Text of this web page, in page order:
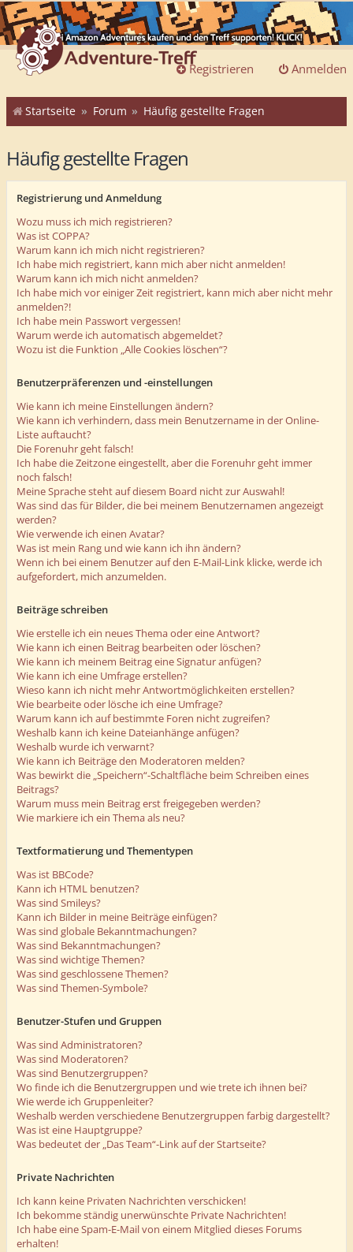
Anmelden
Registrieren
Startseite Forum Häufig gestellte Fragen
Häufig gestellte Fragen
Registrierung und Anmeldung
Wozu muss ich mich registrieren?
Was ist COPPA?
Warum kann ich mich nicht registrieren?
Ich habe mich registriert, kann mich aber nicht anmelden!
Warum kann ich mich nicht anmelden?
Ich habe mich vor einiger Zeit registriert, kann mich aber nicht mehr
anmelden?!
Ich habe mein Passwort vergessen!
Warum werde ich automatisch abgemeldet?
Wozu ist die Funktion „Alle Cookies löschen“?
Benutzerpräferenzen und -einstellungen
Wie kann ich meine Einstellungen ändern?
Wie kann ich verhindern, dass mein Benutzername in der Online-
Liste auftaucht?
Die Forenuhr geht falsch!
Ich habe die Zeitzone eingestellt, aber die Forenuhr geht immer
noch falsch!
Meine Sprache steht auf diesem Board nicht zur Auswahl!
Was sind das für Bilder, die bei meinem Benutzernamen angezeigt
werden?
Wie verwende ich einen Avatar?
Was ist mein Rang und wie kann ich ihn ändern?
Wenn ich bei einem Benutzer auf den E-Mail-Link klicke, werde ich
aufgefordert, mich anzumelden.
Beiträge schreiben
Wie erstelle ich ein neues Thema oder eine Antwort?
Wie kann ich einen Beitrag bearbeiten oder löschen?
Wie kann ich meinem Beitrag eine Signatur anfügen?
Wie kann ich eine Umfrage erstellen?
Wieso kann ich nicht mehr Antwortmöglichkeiten erstellen?
Wie bearbeite oder lösche ich eine Umfrage?
Warum kann ich auf bestimmte Foren nicht zugreifen?
Weshalb kann ich keine Dateianhänge anfügen?
Weshalb wurde ich verwarnt?
Wie kann ich Beiträge den Moderatoren melden?
Was bewirkt die „Speichern“-Schaltfläche beim Schreiben eines
Beitrags?
Warum muss mein Beitrag erst freigegeben werden?
Wie markiere ich ein Thema als neu?
Textformatierung und Thementypen
Was ist BBCode?
Kann ich HTML benutzen?
Was sind Smileys?
Kann ich Bilder in meine Beiträge einfügen?
Was sind globale Bekanntmachungen?
Was sind Bekanntmachungen?
Was sind wichtige Themen?
Was sind geschlossene Themen?
Was sind Themen-Symbole?
Benutzer-Stufen und Gruppen
Was sind Administratoren?
Was sind Moderatoren?
Was sind Benutzergruppen?
Wo finde ich die Benutzergruppen und wie trete ich ihnen bei?
Wie werde ich Gruppenleiter?
Weshalb werden verschiedene Benutzergruppen farbig dargestellt?
Was ist eine Hauptgruppe?
Was bedeutet der „Das Team“-Link auf der Startseite?
Private Nachrichten
Ich kann keine Privaten Nachrichten verschicken!
Ich bekomme ständig unerwünschte Private Nachrichten!
Ich habe eine Spam-E-Mail von einem Mitglied dieses Forums
erhalten!